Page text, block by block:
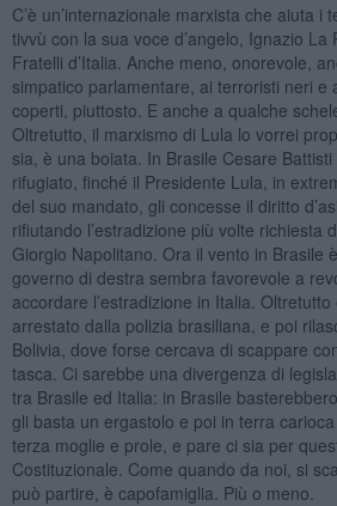
C’è un’internazionale marxista che aiuta i
tivvù con la sua voce d’angelo, Ignazio La
Fratelli d’Italia. Anche meno, onorevole,
simpatico parlamentare, ai terroristi neri e
coperti, piuttosto. E anche a qualche
Oltretutto, il marxismo di Lula lo vorrei
sia, è una boiata. In Brasile Cesare
rifugiato, finché il Presidente Lula, in
del suo mandato, gli concesse il diritto
rifiutando l’estradizione più volte richiesta
Giorgio Napolitano. Ora il vento in Brasile
governo di destra sembra favorevole a
accordare l’estradizione in Italia.
arrestato dalla polizia brasiliana, e poi
Bolivia, dove forse cercava di scappare
tasca. Ci sarebbe una divergenza di
tra Brasile ed Italia: in Brasile
gli basta un ergastolo e poi in terra
terza moglie e prole, e pare ci sia per
Costituzionale. Come quando da noi, si
può partire, è capofamiglia. Più o meno.